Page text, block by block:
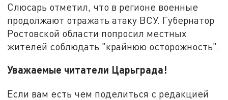
Слюсарь отметил, что в регионе военные
продолжают отражать атаку ВСУ. Губернатор
Ростовской области попросил местных
жителей соблюдать "крайнюю осторожность".
Уважаемые читатели Царьграда!
Если вам есть чем поделиться с редакцией